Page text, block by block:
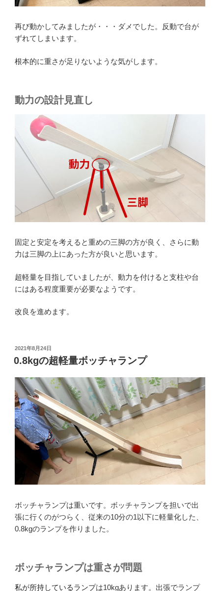
再び動かしてみましたが・・・ダメでした。反動で台が
ずれてしまいます。
根本的に重さが足りないような気がします。
動力の設計見直し
固定と安定を考えると重めの三脚の方が良く、さらに動
力は三脚の上にあった方が良いと思います。
超軽量を目指していましたが、動力を付けると支柱や台
にはある程度重要が必要なようです。
改良を進めます。
投
稿
日:
2021年8月24日
0.8kgの超軽量ボッチャランプ
ボッチャランプは重いです。ボッチャランプを担いで出
張に行くのがつらく、従来の10分の1以下に軽量化した、
0.8kgのランプを作りました。
ボッチャランプは重さが問題
私が所持しているランプは10kgあります。出張でランプ